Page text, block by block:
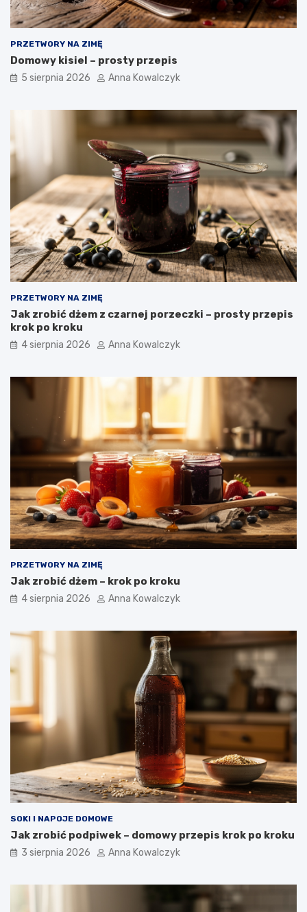
PRZETWORY NA ZIMĘ
Domowy kisiel – prosty przepis
5 sierpnia 2026 Anna Kowalczyk
PRZETWORY NA ZIMĘ
Jak zrobić dżem z czarnej porzeczki – prosty przepis
krok po kroku
4 sierpnia 2026 Anna Kowalczyk
PRZETWORY NA ZIMĘ
Jak zrobić dżem – krok po kroku
4 sierpnia 2026 Anna Kowalczyk
SOKI I NAPOJE DOMOWE
Jak zrobić podpiwek – domowy przepis krok po kroku
3 sierpnia 2026 Anna Kowalczyk